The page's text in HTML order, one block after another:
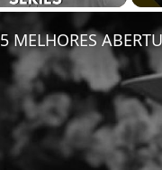
5 MELHORES